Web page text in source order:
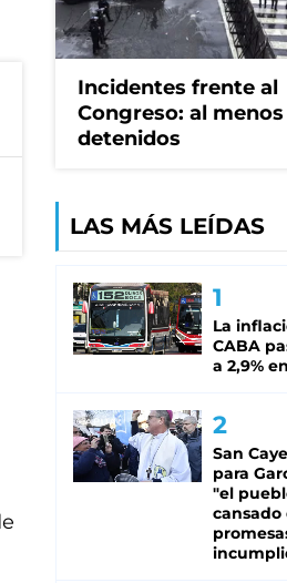
Incidentes frente al
Congreso: al menos
detenidos
LAS MÁS LEÍDAS
La
CABA
a 2,9%
San
para
"el
cansado